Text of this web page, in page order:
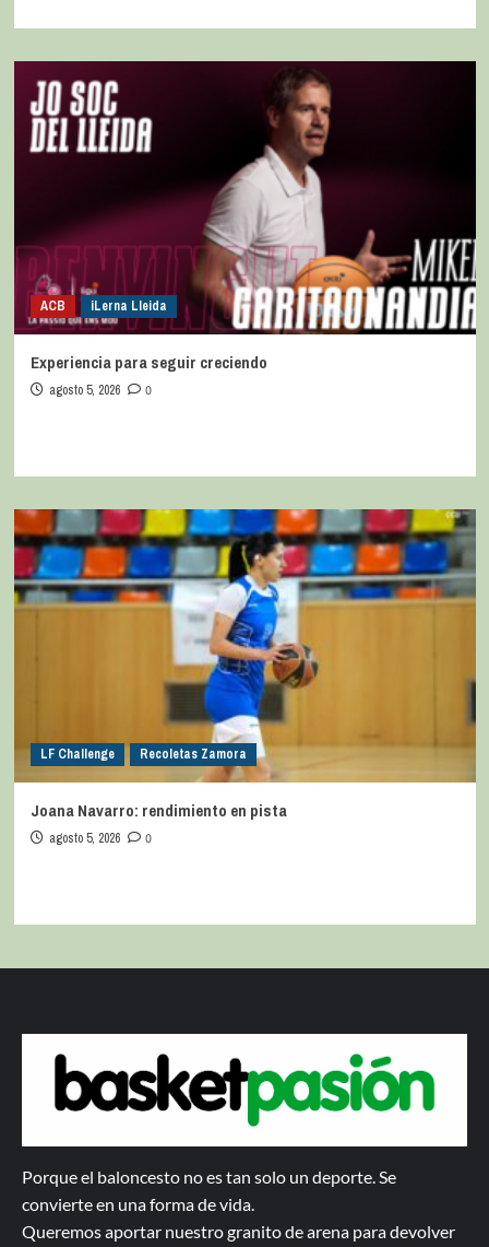
ACB iLerna Lleida
Experiencia para seguir creciendo
agosto 5, 2026 0
LF Challenge Recoletas Zamora
Joana Navarro: rendimiento en pista
agosto 5, 2026 0
Porque el baloncesto no es tan solo un deporte. Se
convierte en una forma de vida.
Queremos aportar nuestro granito de arena para devolver